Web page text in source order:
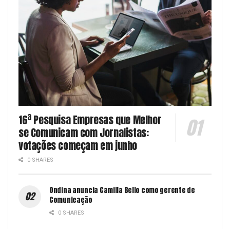
16ª Pesquisa Empresas que Melhor
se Comunicam com Jornalistas:
votações começam em junho
0 SHARES
Ondina anuncia Camilla Bello como gerente de
Comunicação
0 SHARES